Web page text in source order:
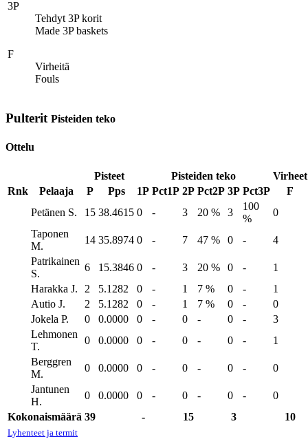
3P
Tehdyt 3P korit
Made 3P baskets
F
Virheitä
Fouls
Pulterit Pisteiden teko
Ottelu
Pisteet Pisteiden teko
Virheet
Rnk
Pelaaja P Pps 1P Pct1P 2P Pct2P 3P Pct3P
F
Petänen S.
15 38.4615 0 - 3 20 % 3
100
%
0
Taponen
M.
14 35.8974 0 - 7 47 % 0 -
4
Patrikainen
S.
6 15.3846 0 - 3 20 % 0 -
1
Harakka J.
2 5.1282 0 - 1 7 % 0 -
1
Autio J.
2 5.1282 0 - 1 7 % 0 -
0
Jokela P.
0 0.0000 0 - 0 - 0 -
3
Lehmonen
T.
0 0.0000 0 - 0 - 0 -
1
Berggren
M.
0 0.0000 0 - 0 - 0 -
0
Jantunen
H.
0 0.0000 0 - 0 - 0 -
0
Kokonaismäärä 39 - 15 3 10
Lyhenteet ja termit